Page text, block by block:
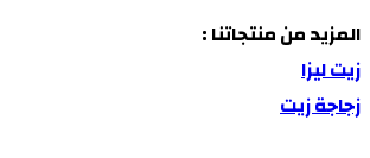
المزيد من منتجاتنا :
زيت ليزا
زجاجة زيت